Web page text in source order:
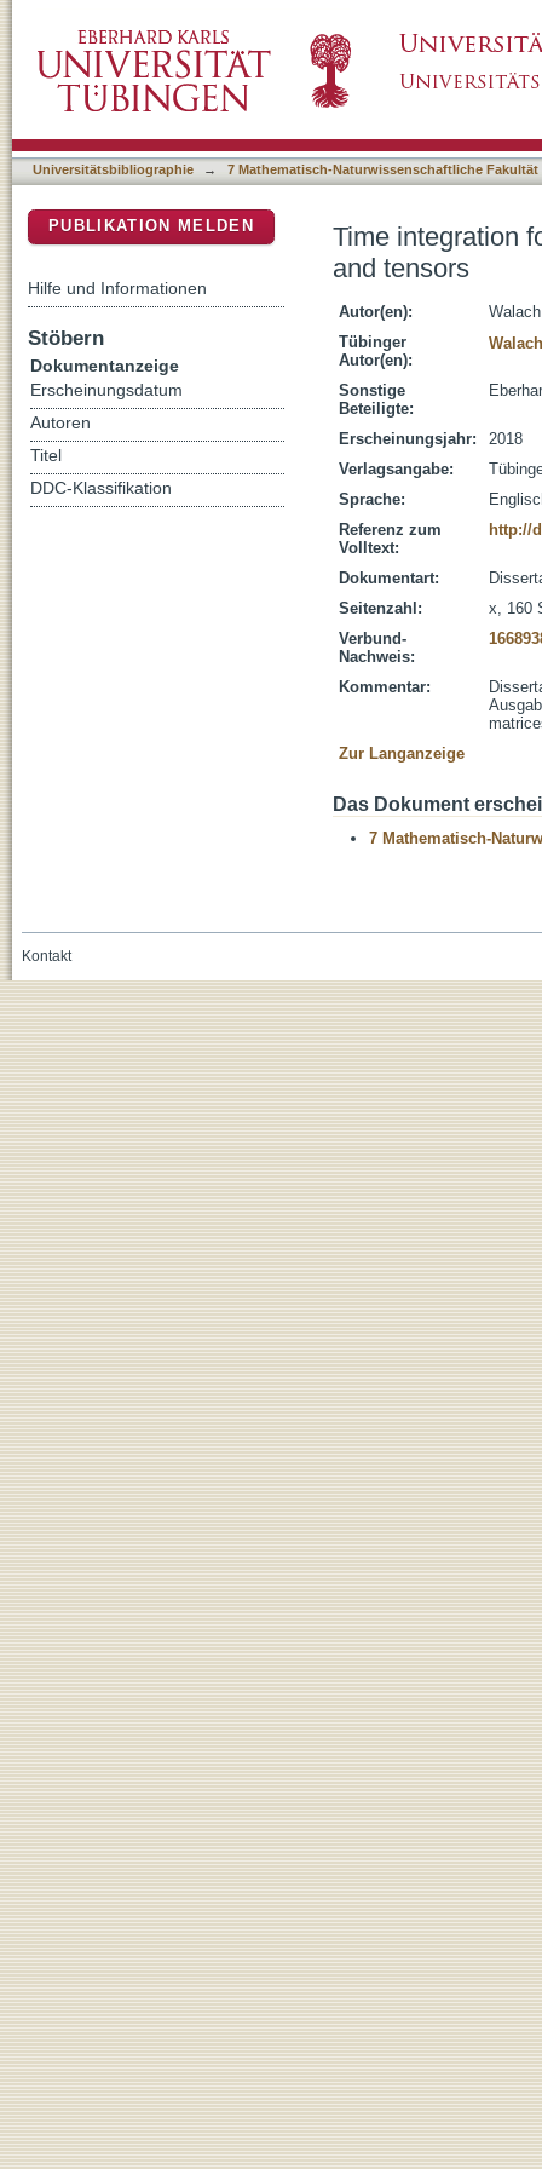
Universitätsbibliographie → 7 Mathematisch-Naturwissenschaftliche Fakultät
Time integration
and tensors
Autor(en):
Tübinger
Autor(en):
Sonstige
Beteiligte:
Erscheinungsjahr:
2018
Verlagsangabe:
Sprache:
Referenz zum
Volltext:
http://
Dokumentart:
Seitenzahl:
x, 160
Verbund-
Nachweis:
Kommentar:
Zur Langanzeige
Das Dokument
7 Mathematisch-
PUBLIKATION MELDEN
Hilfe und Informationen
Stöbern
Dokumentanzeige
Erscheinungsdatum
Autoren
Titel
DDC-Klassifikation
Kontakt